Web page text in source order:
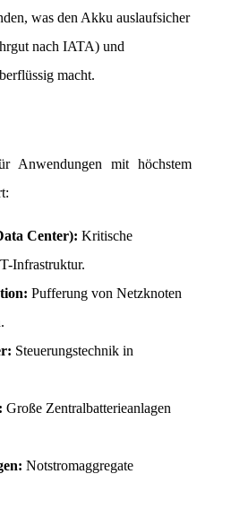
was den Akku auslaufsicher
nach IATA) und
macht.
Anwendungen mit höchstem
Center): Kritische
Infrastruktur.
Pufferung von Netzknoten
Steuerungstechnik in
Große Zentralbatterieanlagen
Notstromaggregate